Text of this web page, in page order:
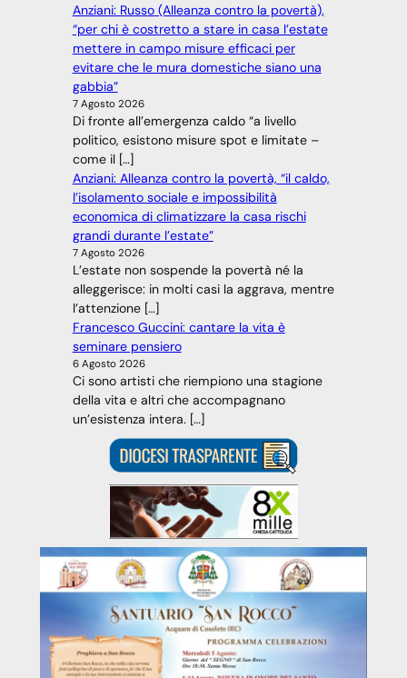
Anziani: Russo (Alleanza contro la povertà),
“per chi è costretto a stare in casa l’estate
mettere in campo misure efficaci per
evitare che le mura domestiche siano una
gabbia”
7 Agosto 2026
Di fronte all’emergenza caldo “a livello
politico, esistono misure spot e limitate –
come il […]
Anziani: Alleanza contro la povertà, “il caldo,
l’isolamento sociale e impossibilità
economica di climatizzare la casa rischi
grandi durante l’estate”
7 Agosto 2026
L’estate non sospende la povertà né la
alleggerisce: in molti casi la aggrava, mentre
l’attenzione […]
Francesco Guccini: cantare la vita è
seminare pensiero
6 Agosto 2026
Ci sono artisti che riempiono una stagione
della vita e altri che accompagnano
un’esistenza intera. […]